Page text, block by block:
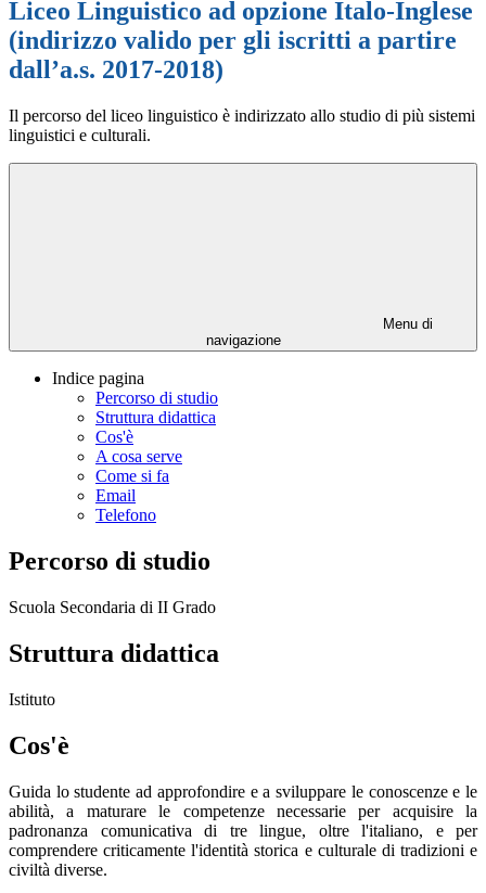
Liceo Linguistico ad opzione Italo-Inglese
(indirizzo valido per gli iscritti a partire
dall’a.s. 2017-2018)
Il percorso del liceo linguistico è indirizzato allo studio di più sistemi
linguistici e culturali.
Menu di
navigazione
Indice pagina
Percorso di studio
Struttura didattica
Cos'è
A cosa serve
Come si fa
Email
Telefono
Percorso di studio
Scuola Secondaria di II Grado
Struttura didattica
Istituto
Cos'è
Guida lo studente ad approfondire e a sviluppare le conoscenze e le
abilità, a maturare le competenze necessarie per acquisire la
padronanza comunicativa di tre lingue, oltre l'italiano, e per
comprendere criticamente l'identità storica e culturale di tradizioni e
civiltà diverse.